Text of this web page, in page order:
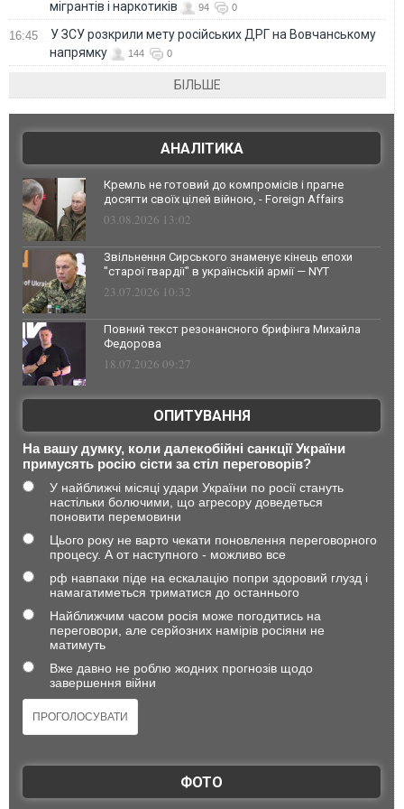
мігрантів і наркотиків 94 0
16:45
У ЗСУ розкрили мету російських ДРГ на Вовчанському
напрямку
144 0
БІЛЬШЕ
АНАЛІТИКА
Кремль не готовий до компромісів і прагне
досягти своїх цілей війною, - Foreign Affairs
03.08.2026 13:02
Звільнення Сирського знаменує кінець епохи
"старої гвардії" в українській армії — NYT
23.07.2026 10:32
Повний текст резонансного брифінга Михайла
Федорова
18.07.2026 09:27
ОПИТУВАННЯ
На вашу думку, коли далекобійні санкції України
примусять росію сісти за стіл переговорів?
У найближчі місяці удари України по росії стануть
настільки болючими, що агресору доведеться
поновити перемовини
Цього року не варто чекати поновлення переговорного
процесу. А от наступного - можливо все
рф навпаки піде на ескалацію попри здоровий глузд і
намагатиметься триматися до останнього
Найближчим часом росія може погодитись на
переговори, але серйозних намірів росіяни не
матимуть
Вже давно не роблю жодних прогнозів щодо
завершення війни
ФОТО